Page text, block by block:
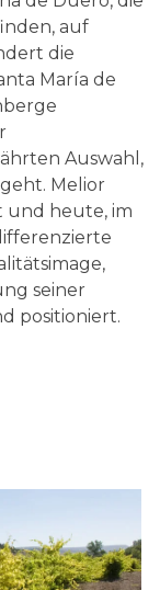
auf
die
María de
Auswahl,
Melior
und heute, im
seiner
positioniert.